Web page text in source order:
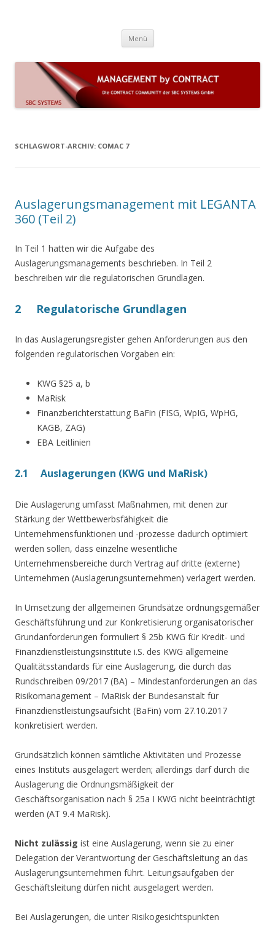
Systems GmbH
komplexe Dauerschuldverhältnisse und das Vertrags- und
Menü Zum Inhalt springen
SCHLAGWORT-ARCHIV: COMAC 7
Auslagerungsmanagement mit LEGANTA
360 (Teil 2)
In Teil 1 hatten wir die Aufgabe des
Auslagerungsmanagements beschrieben. In Teil 2
beschreiben wir die regulatorischen Grundlagen.
2 Regulatorische Grundlagen
In das Auslagerungsregister gehen Anforderungen aus den
folgenden regulatorischen Vorgaben ein:
KWG §25 a, b
MaRisk
Finanzberichterstattung BaFin (FISG, WpIG, WpHG,
KAGB, ZAG)
EBA Leitlinien
2.1 Auslagerungen (KWG und MaRisk)
Die Auslagerung umfasst Maßnahmen, mit denen zur
Stärkung der Wettbewerbsfähigkeit die
Unternehmensfunktionen und -prozesse dadurch optimiert
werden sollen, dass einzelne wesentliche
Unternehmensbereiche durch Vertrag auf dritte (externe)
Unternehmen (Auslagerungsunternehmen) verlagert werden.
In Umsetzung der allgemeinen Grundsätze ordnungsgemäßer
Geschäftsführung und zur Konkretisierung organisatorischer
Grundanforderungen formuliert § 25b KWG für Kredit- und
Finanzdienstleistungsinstitute i.S. des KWG allgemeine
Qualitätsstandards für eine Auslagerung, die durch das
Rundschreiben 09/2017 (BA) – Mindestanforderungen an das
Risikomanagement – MaRisk der Bundesanstalt für
Finanzdienstleistungsaufsicht (BaFin) vom 27.10.2017
konkretisiert werden.
Grundsätzlich können sämtliche Aktivitäten und Prozesse
eines Instituts ausgelagert werden; allerdings darf durch die
Auslagerung die Ordnungsmäßigkeit der
Geschäftsorganisation nach § 25a I KWG nicht beeinträchtigt
werden (AT 9.4 MaRisk).
Nicht zulässig ist eine Auslagerung, wenn sie zu einer
Delegation der Verantwortung der Geschäftsleitung an das
Auslagerungsunternehmen führt. Leitungsaufgaben der
Geschäftsleitung dürfen nicht ausgelagert werden.
Bei Auslagerungen, die unter Risikogesichtspunkten